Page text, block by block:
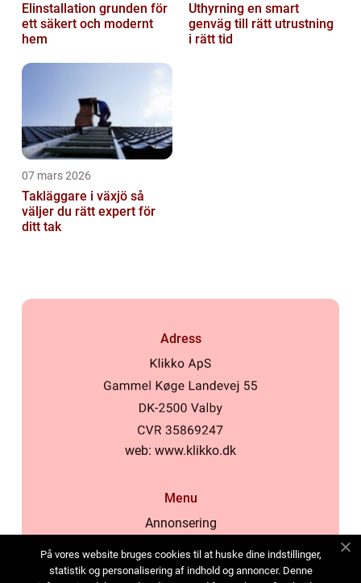
Elinstallation grunden för
ett säkert och modernt
hem
Uthyrning en smart
genväg till rätt utrustning
i rätt tid
07 mars 2026
Takläggare i växjö så
väljer du rätt expert för
ditt tak
Adress
web: www.klikko.dk
Menu
Annonsering
Cookies
På vores website bruges cookies til at huske dine indstillinger,
statistik og personalisering af indhold og annoncer. Denne